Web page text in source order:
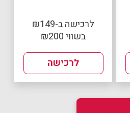
לרכישה ב-₪149
בשווי ₪200
לרכישה